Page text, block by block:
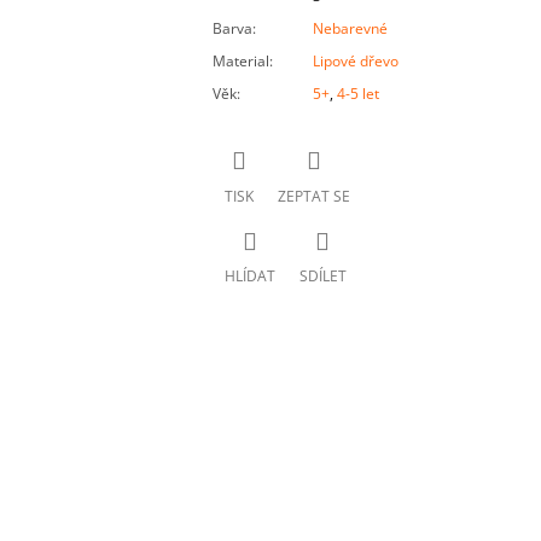
Barva:
Nebarevné
Material:
Lipové dřevo
Věk: 5+,4-5 let
TISK ZEPTAT SE
HLÍDAT SDÍLET